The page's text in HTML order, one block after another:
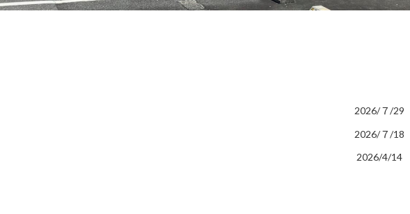
2026/７/29
2026/７/18
2026/4/14